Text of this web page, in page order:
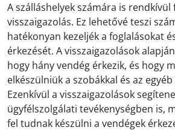
A szálláshelyek számára is rendkívül
visszaigazolás. Ez lehetővé teszi
hatékonyan kezeljék a foglalásokat
érkezését. A visszaigazolások
hogy hány vendég érkezik, és hogy
elkészülniük a szobákkal és az
Ezenkívül a visszaigazolások
ügyfélszolgálati tevékenységben is,
fel tudnak készülni a vendégek